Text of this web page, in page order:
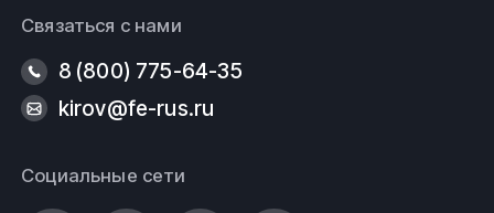
Связаться с нами
8 (800) 775-64-35
kirov@fe-rus.ru
Социальные сети